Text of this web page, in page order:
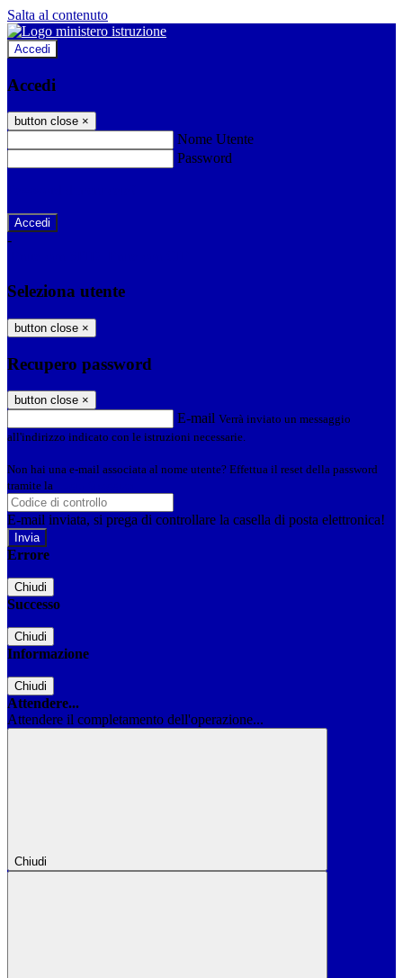
Salta al contenuto
Accedi
Accedi
button close ×
Nome Utente
Password
-
Seleziona utente
button close ×
Recupero password
button close ×
E-mail Verrà inviato un messaggio
all'indirizzo indicato con le istruzioni necessarie.
Non hai una e-mail associata al nome utente? Effettua il reset della password
tramite la
E-mail inviata, si prega di controllare la casella di posta elettronica!
Errore
Chiudi
Successo
Chiudi
Informazione
Chiudi
Attendere...
Attendere il completamento dell'operazione...
Chiudi